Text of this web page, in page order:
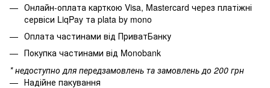
Онлайн-оплата карткою Visa, Mastercard через платіжні
сервіси LiqPay та plata by mono
Оплата частинами від ПриватБанку
Покупка частинами від Monobank
* недоступно для передзамовлень та замовлень до 200 грн
Надійне пакування